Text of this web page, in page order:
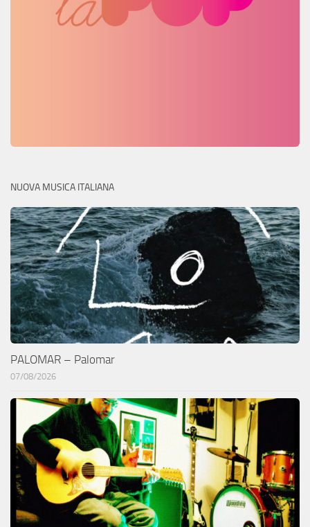
NUOVA MUSICA ITALIANA
PALOMAR – Palomar
07/08/2026